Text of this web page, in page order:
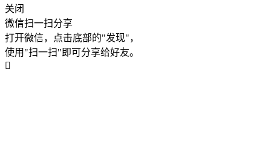
关闭
微信扫一扫分享
打开微信，点击底部的"发现"，
使用"扫一扫"即可分享给好友。